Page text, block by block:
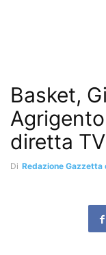
Basket,
diretta
Di Redazione Gazzetta